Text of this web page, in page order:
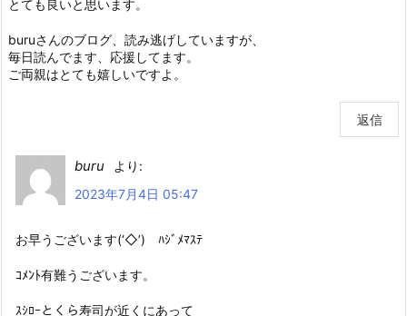
とても良いと思います。
buruさんのブログ、読み逃げしていますが、
毎日読んでます、応援してます。
ご両親はとても嬉しいですよ。
返信
buru
より:
2023年7月4日 05:47
お早うございます(‘◇’)ゞﾊｼﾞﾒﾏｽﾃ
ｺﾒﾝﾄ有難うございます。
ｽｼﾛｰとくら寿司が近くにあって